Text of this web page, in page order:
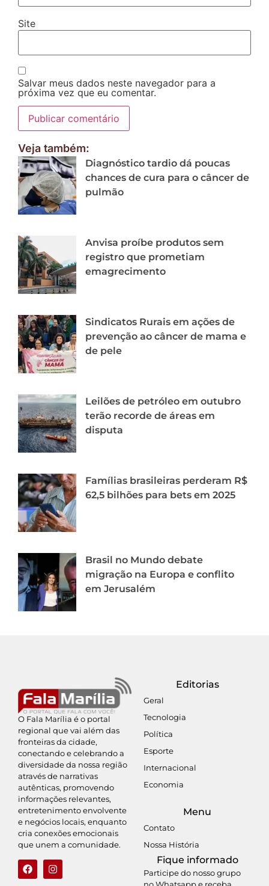
Site
Salvar meus dados neste navegador para a
próxima vez que eu comentar.
Veja também:
Diagnóstico tardio dá poucas
chances de cura para o câncer de
pulmão
Anvisa proíbe produtos sem
registro que prometiam
emagrecimento
Sindicatos Rurais em ações de
prevenção ao câncer de mama e
de pele
Leilões de petróleo em outubro
terão recorde de áreas em
disputa
Famílias brasileiras perderam R$
62,5 bilhões para bets em 2025
Brasil no Mundo debate
migração na Europa e conflito
em Jerusalém
O Fala Marília é o portal
regional que vai além das
fronteiras da cidade,
conectando e celebrando a
diversidade da nossa região
através de narrativas
autênticas, promovendo
informações relevantes,
entretenimento envolvente
e negócios locais, enquanto
cria conexões emocionais
que unem a comunidade.
Editorias
Geral
Tecnologia
Política
Esporte
Internacional
Economia
Menu
Contato
Nossa História
Fique informado
Participe do nosso grupo
no Whatsapp e receba